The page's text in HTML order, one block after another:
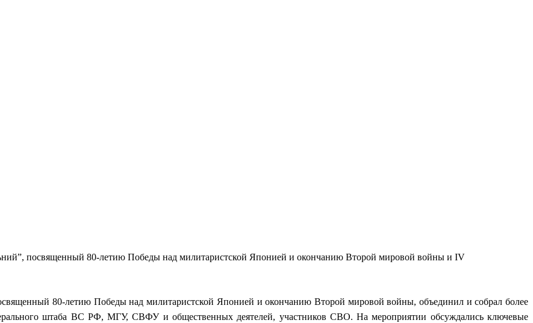
посвященный 80-летию Победы над милитаристской Японией и окончанию Второй мировой войны и IV
80-летию Победы над милитаристской Японией и окончанию Второй мировой войны, объединил и собрал более
штаба ВС РФ, МГУ, СВФУ и общественных деятелей, участников СВО. На мероприятии обсуждались ключевые